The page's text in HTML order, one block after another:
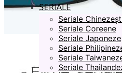
SERIALE
Seriale
Seriale Coreene
Seriale Japoneze
Seriale
Seriale
Seriale